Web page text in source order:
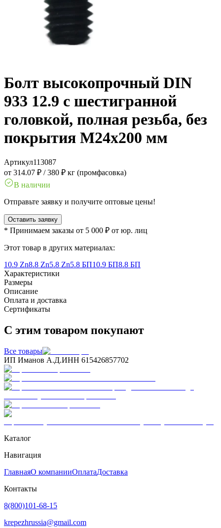
Болт высокопрочный DIN
933 12.9 с шестигранной
головкой, полная резьба, без
покрытия M24x200 мм
Артикул113087
от 314.07 ₽ /380 ₽ кг (промфасовка)
В наличии
Отправьте заявку и получите оптовые цены!
Оставить заявку
* Принимаем заказы от 5 000 ₽ от юр. лиц
Этот товар в других материалах:
10.9 Zn8.8 Zn5.8 Zn5.8 БП10.9 БП8.8 БП
Характеристики
Размеры
Описание
Оплата и доставка
Сертификаты
С этим товаром покупают
Все товары
ИП Иманов А.Д.ИНН 615426857702
Каталог
Навигация
ГлавнаяО компанииОплатаДоставка
Контакты
8(800)101-68-15
krepezhrussia@gmail.com